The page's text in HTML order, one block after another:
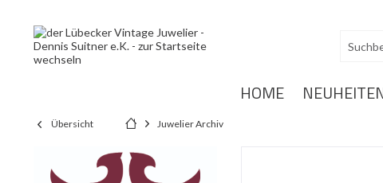
HOME
Übersicht Juwelier Archiv